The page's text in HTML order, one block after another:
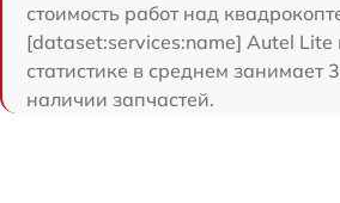
стоимость работ над
[dataset:services:name] Autel
статистике в среднем занимает
наличии запчастей.